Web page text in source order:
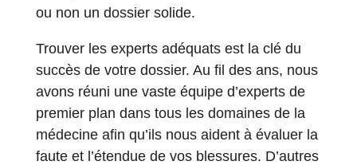
ou non un dossier solide.
Trouver les experts adéquats est la clé du
succès de votre dossier. Au fil des ans, nous
avons réuni une vaste équipe d’experts de
premier plan dans tous les domaines de la
médecine afin qu’ils nous aident à évaluer la
faute et l’étendue de vos blessures. D’autres